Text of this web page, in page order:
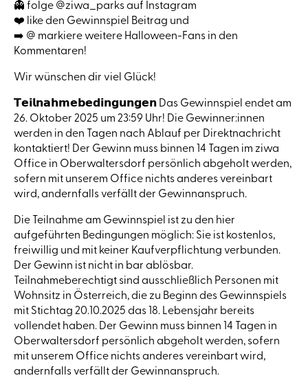
👻 folge @ziwa_parks auf Instagram
❤️ like den Gewinnspiel Beitrag und
➡️ @ markiere weitere Halloween-Fans in den
Kommentaren!
Wir wünschen dir viel Glück!
𝗧𝗲𝗶𝗹𝗻𝗮𝗵𝗺𝗲𝗯𝗲𝗱𝗶𝗻𝗴𝘂𝗻𝗴𝗲𝗻 Das Gewinnspiel endet am
26. Oktober 2025 um 23:59 Uhr! Die Gewinner:innen
werden in den Tagen nach Ablauf per Direktnachricht
kontaktiert! Der Gewinn muss binnen 14 Tagen im ziwa
Office in Oberwaltersdorf persönlich abgeholt werden,
sofern mit unserem Office nichts anderes vereinbart
wird, andernfalls verfällt der Gewinnanspruch.
Die Teilnahme am Gewinnspiel ist zu den hier
aufgeführten Bedingungen möglich: Sie ist kostenlos,
freiwillig und mit keiner Kaufverpflichtung verbunden.
Der Gewinn ist nicht in bar ablösbar.
Teilnahmeberechtigt sind ausschließlich Personen mit
Wohnsitz in Österreich, die zu Beginn des Gewinnspiels
mit Stichtag 20.10.2025 das 18. Lebensjahr bereits
vollendet haben. Der Gewinn muss binnen 14 Tagen in
Oberwaltersdorf persönlich abgeholt werden, sofern
mit unserem Office nichts anderes vereinbart wird,
andernfalls verfällt der Gewinnanspruch.